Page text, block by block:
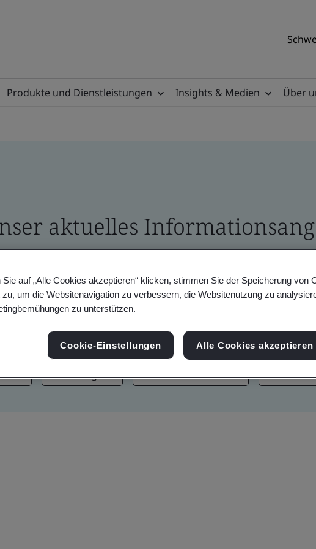
Produkte und Dienstleistungen Insights & Medien Über
aktuelles
und Broschüren
Webinare, Neuigkeiten und Markenwerte.
Nachhaltigkeit Informationssicherheit Künstliche
Sie auf „Alle Cookies akzeptieren“ klicken, stimmen Sie der Speicherung von
zu, um die Websitenavigation zu verbessern, die Websitenutzung zu
zu unterstützen.
Cookie-Einstellungen Alle Cookies akzeptieren